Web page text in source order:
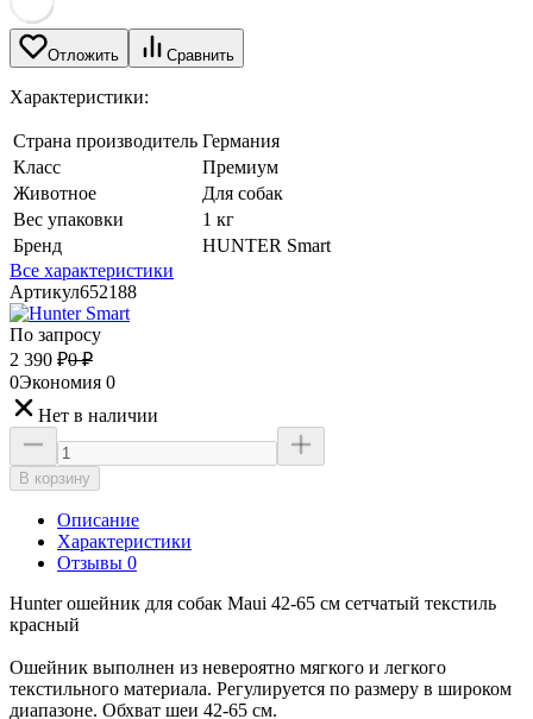
Отложить Сравнить
Характеристики:
Страна производитель Германия
Класс
Премиум
Животное
Для собак
Вес упаковки
1 кг
Бренд
HUNTER Smart
Все характеристики
Артикул652188
По запросу
2 390 ₽0 ₽
0Экономия 0
Нет в наличии
В корзину
Описание
Характеристики
Отзывы 0
Hunter ошейник для собак Maui 42-65 cм сетчатый текстиль
красный
Ошейник выполнен из невероятно мягкого и легкого
текстильного материала. Регулируется по размеру в широком
диапазоне. Обхват шеи 42-65 см.